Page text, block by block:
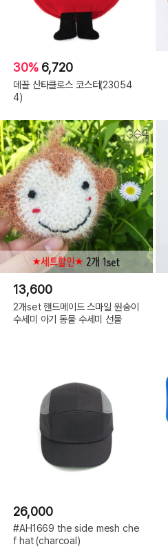
30% 6,720
데꼴 산타클로스 코스터(23054
4)
13,600
2개set 핸드메이드 스마일 원숭이
수세미 아기 동물 수세미 선물
26,000
#AH1669 the side mesh che
f hat (charcoal)